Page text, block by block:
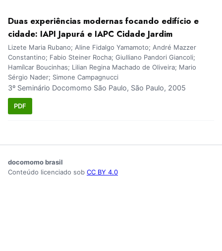
Duas experiências modernas focando edifício e
cidade: IAPI Japurá e IAPC Cidade Jardim
Lizete Maria Rubano; Aline Fidalgo Yamamoto; André Mazzer
Constantino; Fabio Steiner Rocha; Giulliano Pandori Giancoli;
Hamílcar Boucinhas; Lilian Regina Machado de Oliveira; Mario
Sérgio Nader; Simone Campagnucci
3º Seminário Docomomo São Paulo, São Paulo, 2005
PDF
docomomo brasil
Conteúdo licenciado sob CC BY 4.0